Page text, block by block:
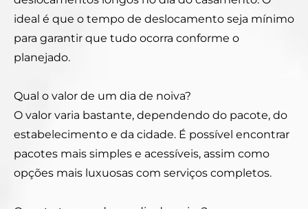
ideal é que o tempo de deslocamento seja mínimo
para garantir que tudo ocorra conforme o
planejado.
Qual o valor de um dia de noiva?
O valor varia bastante, dependendo do pacote, do
estabelecimento e da cidade. É possível encontrar
pacotes mais simples e acessíveis, assim como
opções mais luxuosas com serviços completos.